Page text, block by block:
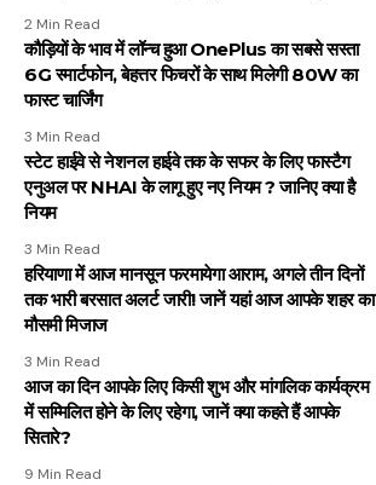
2 Min Read
कौड़ियों के भाव में लॉन्च हुआ OnePlus का सबसे सस्ता
6G स्मार्टफोन, बेहत्तर फिचरों के साथ मिलेगी 80W का
फास्ट चार्जिंग
3 Min Read
स्टेट हाईवे से नेशनल हाईवे तक के सफर के लिए फास्टैग
एनुअल पर NHAI के लागू हुए नए नियम ? जानिए क्या है
नियम
3 Min Read
हरियाणा में आज मानसून फरमायेगा आराम, अगले तीन दिनों
तक भारी बरसात अलर्ट जारी! जानें यहां आज आपके शहर का
मौसमी मिजाज
3 Min Read
आज का दिन आपके लिए किसी शुभ और मांगलिक कार्यक्रम
में सम्मिलित होने के लिए रहेगा, जानें क्या कहते हैं आपके
सितारे?
9 Min Read